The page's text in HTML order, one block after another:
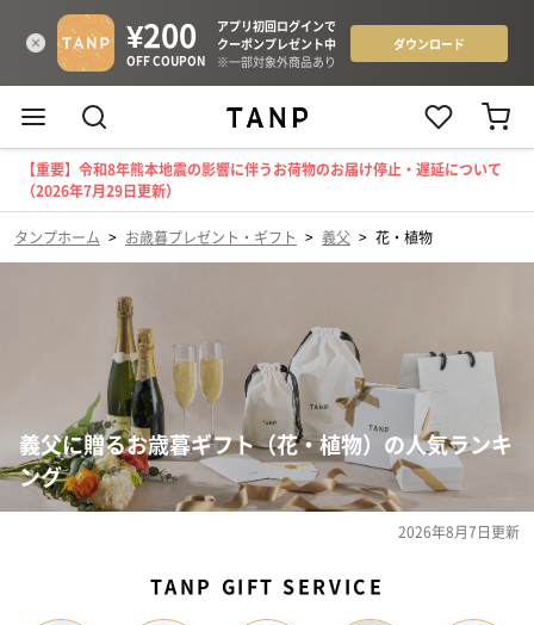
【重要】令和8年熊本地震の影響に伴うお荷物のお届け停止・遅延について
（2026年7月29日更新）
タンプホーム > お歳暮プレゼント・ギフト > 義父 > 花・植物
義父に贈るお歳暮ギフト（花・植物）の人気ランキ
ング
2026年8月7日更新
TANP GIFT SERVICE